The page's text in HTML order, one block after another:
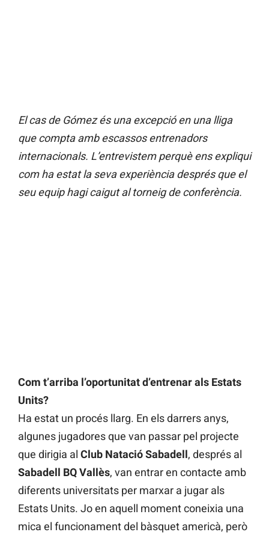
El cas de Gómez és una excepció en una lliga
que compta amb escassos entrenadors
internacionals. L’entrevistem perquè ens expliqui
com ha estat la seva experiència després que el
seu equip hagi caigut al torneig de conferència.
Com t’arriba l’oportunitat d’entrenar als Estats
Units?
Ha estat un procés llarg. En els darrers anys,
algunes jugadores que van passar pel projecte
que dirigia al Club Natació Sabadell, després al
Sabadell BQ Vallès, van entrar en contacte amb
diferents universitats per marxar a jugar als
Estats Units. Jo en aquell moment coneixia una
mica el funcionament del bàsquet americà, però